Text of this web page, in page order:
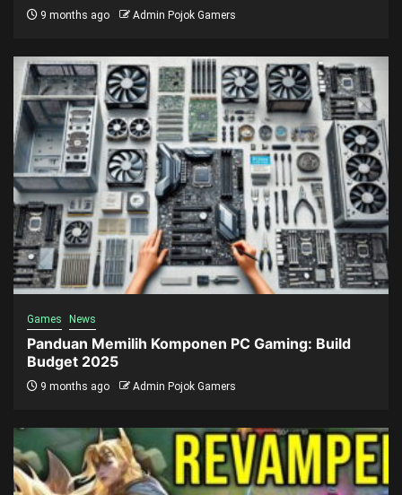
9 months ago Admin Pojok Gamers
Games News
Panduan Memilih Komponen PC Gaming: Build
Budget 2025
9 months ago Admin Pojok Gamers